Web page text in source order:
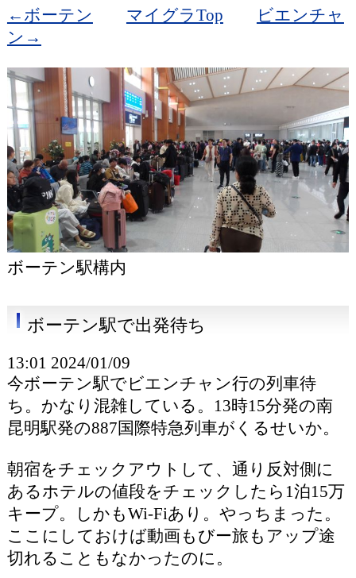
←ボーテン マイグラTop
ビエンチャ
ン→
ボーテン駅構内
ボーテン駅で出発待ち
13:01 2024/01/09
今ボーテン駅でビエンチャン行の列車待
ち。かなり混雑している。13時15分発の南
昆明駅発の887国際特急列車がくるせいか。
朝宿をチェックアウトして、通り反対側に
あるホテルの値段をチェックしたら1泊15万
キープ。しかもWi-Fiあり。やっちまった。
ここにしておけば動画もびー旅もアップ途
切れることもなかったのに。